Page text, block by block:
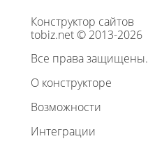
Конструктор сайтов
tobiz.net © 2013-2026
Все права защищены.
О конструкторе
Возможности
Интеграции